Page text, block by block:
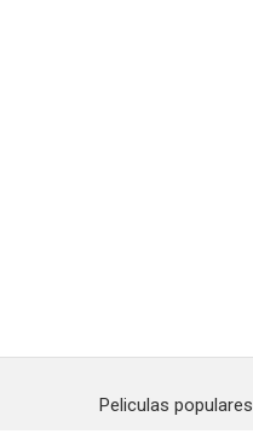
Peliculas populares